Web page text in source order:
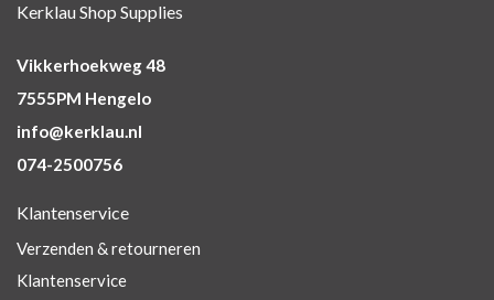
Kerklau Shop Supplies
Vikkerhoekweg 48
7555PM Hengelo
info@kerklau.nl
074-2500756
Klantenservice
Verzenden & retourneren
Klantenservice